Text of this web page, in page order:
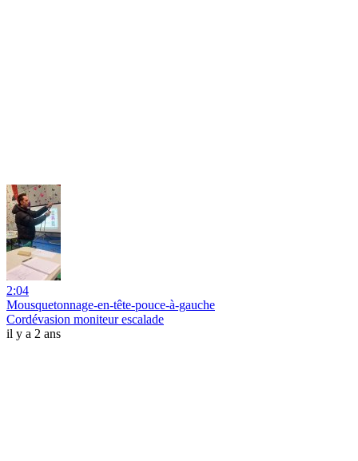
2:04
Mousquetonnage-en-tête-pouce-à-gauche
Cordévasion moniteur escalade
il y a 2 ans